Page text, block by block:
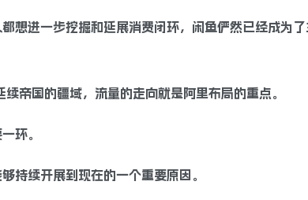
想进一步挖掘和延展消费闭环，闲鱼俨然已经成为
帝国的疆域，流量的走向就是阿里布局的重点。
环。
持续开展到现在的一个重要原因。